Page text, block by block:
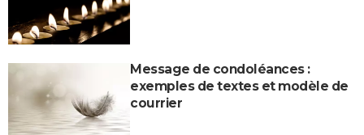
Message de condoléances :
exemples de textes et modèle de
courrier